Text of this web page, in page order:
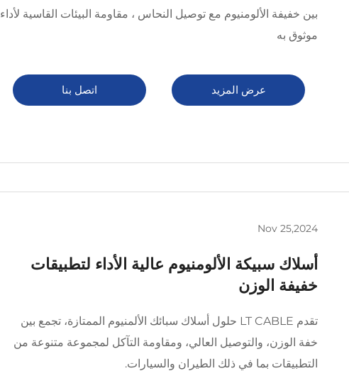
بين خفيفة الألومنيوم مع توصيل النحاس ، مقاومة البيئات القاسية لأداء
موثوق به
عرض المزيد اتصل بنا
Nov 25,2024
أسلاك سبيكة الألومنيوم عالية الأداء لتطبيقات
خفيفة الوزن
تقدم LT CABLE حلول أسلاك سبائك الألمنيوم الممتازة، تجمع بين
خفة الوزن، والتوصيل العالي، ومقاومة التآكل لمجموعة متنوعة من
التطبيقات بما في ذلك الطيران والسيارات.